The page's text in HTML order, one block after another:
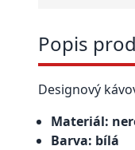
Popis
Designový
Materiál:
Barva: bílá